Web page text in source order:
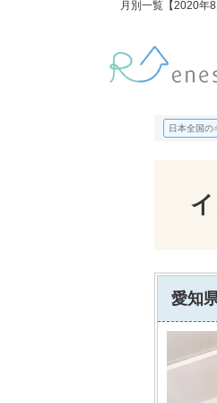
月別一覧【2020年
日本全国の
愛知